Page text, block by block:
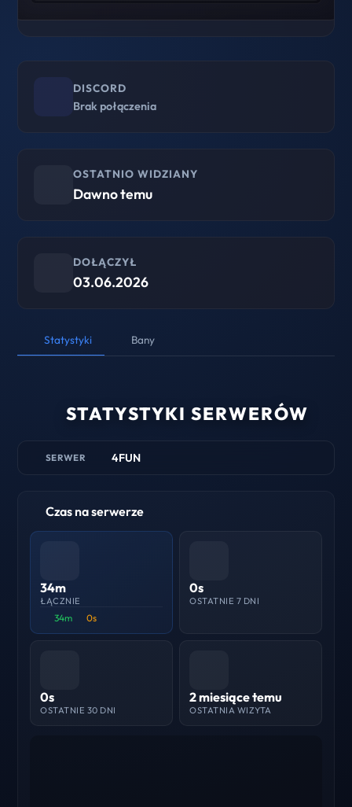
DISCORD
Brak połączenia
OSTATNIO WIDZIANY
Dawno temu
DOŁĄCZYŁ
03.06.2026
Statystyki Bany
STATYSTYKI SERWERÓW
SERWER 4FUN
Czas na serwerze
34m
ŁĄCZNIE
34m 0s
0s
OSTATNIE 7 DNI
0s
OSTATNIE 30 DNI
2 miesiące temu
OSTATNIA WIZYTA